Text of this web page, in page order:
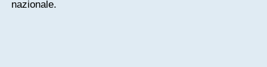
nazionale.